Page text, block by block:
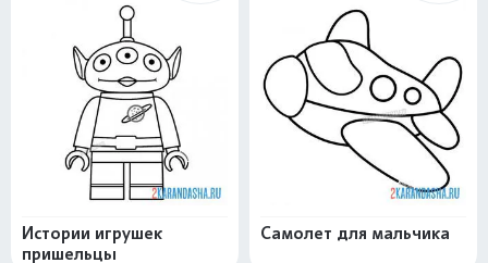
Истории игрушек
пришельцы
Самолет для мальчика